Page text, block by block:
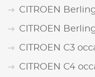
CITROEN
CITROEN
CITROEN C3
CITROEN C4